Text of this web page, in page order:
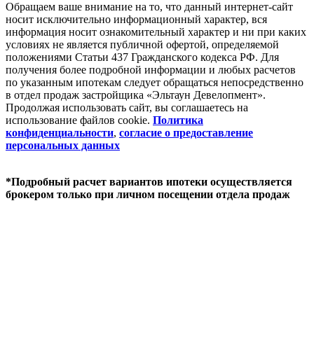
Обращаем ваше внимание на то, что данный интернет-сайт
носит исключительно информационный характер, вся
информация носит ознакомительный характер и ни при каких
условиях не является публичной офертой, определяемой
положениями Статьи 437 Гражданского кодекса РФ. Для
получения более подробной информации и любых расчетов
по указанным ипотекам следует обращаться непосредственно
в отдел продаж застройщика «Эльтаун Девелопмент».
Продолжая использовать сайт, вы соглашаетесь на
использование файлов coоkie. Политика
конфиденциальности, согласие о предоставление
персональных данных
*Подробный расчет вариантов ипотеки осуществляется
брокером только при личном посещении отдела продаж